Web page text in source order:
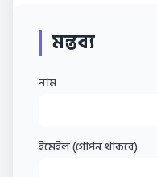
মন্তব্য
নাম
ইমেইল (গোপন থাকবে)